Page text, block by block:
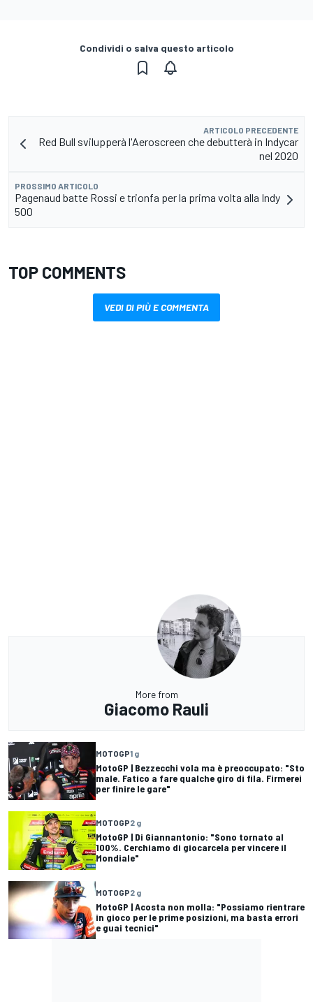
Condividi o salva questo articolo
ARTICOLO PRECEDENTE
Red Bull svilupperà l'Aeroscreen che debutterà in Indycar
nel 2020
PROSSIMO ARTICOLO
Pagenaud batte Rossi e trionfa per la prima volta alla Indy
500
TOP COMMENTS
VEDI DI PIÙ E COMMENTA
More from
Giacomo Rauli
MOTOGP1 g
MotoGP | Bezzecchi vola ma è preoccupato: "Sto
male. Fatico a fare qualche giro di fila. Firmerei
per finire le gare"
MOTOGP2 g
MotoGP | Di Giannantonio: "Sono tornato al
100%. Cerchiamo di giocarcela per vincere il
Mondiale"
MOTOGP2 g
MotoGP | Acosta non molla: "Possiamo rientrare
in gioco per le prime posizioni, ma basta errori
e guai tecnici"